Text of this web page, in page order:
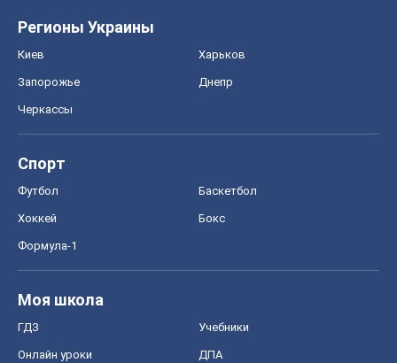
Регионы Украины
Киев Харьков
Запорожье Днепр
Черкассы
Спорт
Футбол Баскетбол
Хоккей Бокс
Формула-1
Моя школа
ГДЗ Учебники
Онлайн уроки ДПА